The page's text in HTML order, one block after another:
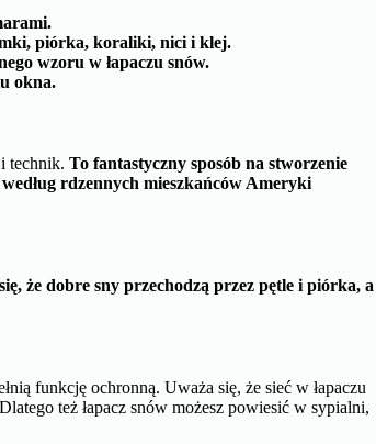
piórka, koraliki, nici i klej.
wzoru w łapaczu snów.
okna.
i technik.To fantastyczny sposób na stworzenie
rdzennych mieszkańców Ameryki
że dobre sny przechodzą przez pętle i piórka, a
funkcję ochronną. Uważa się, że sieć w łapaczu
też łapacz snów możesz powiesić w sypialni,